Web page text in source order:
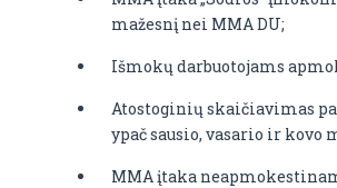
mažesnį nei MMA DU;
Išmokų darbuotojams
Atostoginių skaičiavimas
ypač sausio, vasario ir kovo
MMA įtaka